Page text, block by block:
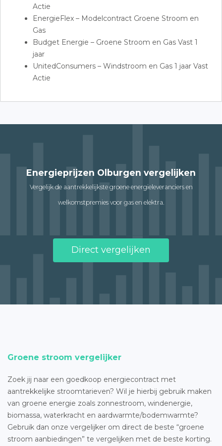
Actie
EnergieFlex – Modelcontract Groene Stroom en
Gas
Budget Energie – Groene Stroom en Gas Vast 1
jaar
UnitedConsumers – Windstroom en Gas 1 jaar Vast
Actie
Energieprijzen Olburgen vergelijken
Vergelijk de aantrekkelijkste groene energieleveranciers en
welkomstpremies voor gas en elektra.
Direct vergelijken
Groene stroom vergelijker
Zoek jij naar een goedkoop energiecontract met
aantrekkelijke stroomtarieven? Wil je hierbij gebruik maken
van groene energie zoals zonnestroom, windenergie,
biomassa, waterkracht en aardwarmte/bodemwarmte?
Gebruik dan onze vergelijker om direct de beste “groene
stroom aanbiedingen” te vergelijken met de beste korting.